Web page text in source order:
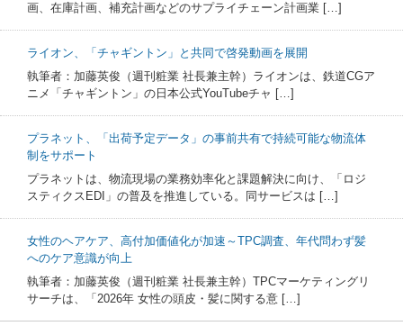
画、在庫計画、補充計画などのサプライチェーン計画業 […]
ライオン、「チャギントン」と共同で啓発動画を展開
執筆者：加藤英俊（週刊粧業 社長兼主幹）ライオンは、鉄道CGア
ニメ「チャギントン」の日本公式YouTubeチャ […]
プラネット、「出荷予定データ」の事前共有で持続可能な物流体
制をサポート
プラネットは、物流現場の業務効率化と課題解決に向け、「ロジ
スティクスEDI」の普及を推進している。同サービスは […]
女性のヘアケア、高付加価値化が加速～TPC調査、年代問わず髪
へのケア意識が向上
執筆者：加藤英俊（週刊粧業 社長兼主幹）TPCマーケティングリ
サーチは、「2026年 女性の頭皮・髪に関する意 […]